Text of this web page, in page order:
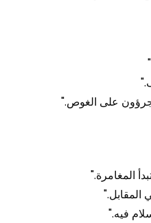
على الغوص."
المغامرة."
فيه."